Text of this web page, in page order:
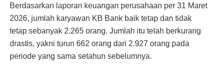
Berdasarkan laporan keuangan perusahaan per 31 Maret
2026, jumlah karyawan KB Bank baik tetap dan tidak
tetap sebanyak 2.265 orang. Jumlah itu telah berkurang
drastis, yakni turun 662 orang dari 2.927 orang pada
periode yang sama setahun sebelumnya.